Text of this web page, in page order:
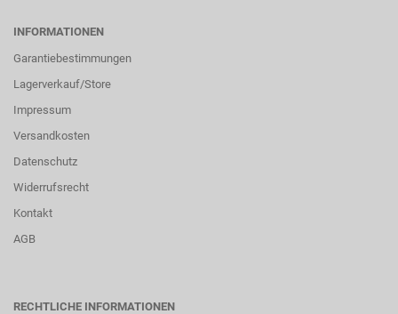
INFORMATIONEN
Garantiebestimmungen
Lagerverkauf/Store
Impressum
Versandkosten
Datenschutz
Widerrufsrecht
Kontakt
AGB
RECHTLICHE INFORMATIONEN